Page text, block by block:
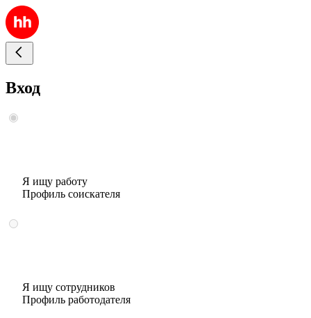
Вход
Я ищу работу
Профиль соискателя
Я ищу сотрудников
Профиль работодателя